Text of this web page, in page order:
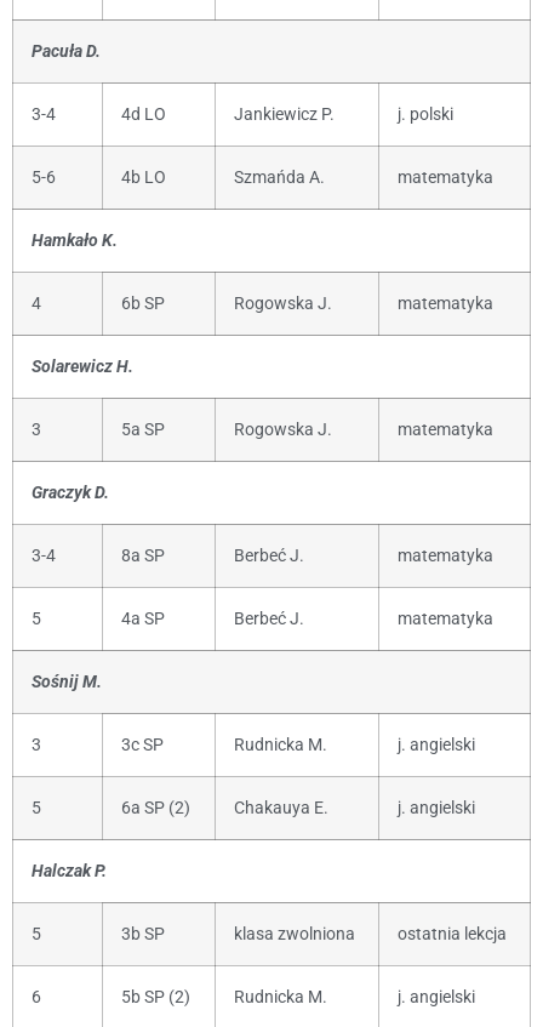
Pacuła D.
3-4 4d LO Jankiewicz P. j. polski
5-6 4b LO Szmańda A. matematyka
Hamkało K.
4 6b SP Rogowska J. matematyka
Solarewicz H.
3 5a SP Rogowska J. matematyka
Graczyk D.
3-4 8a SP Berbeć J. matematyka
5 4a SP Berbeć J. matematyka
Sośnij M.
3 3c SP Rudnicka M. j. angielski
5 6a SP (2) Chakauya E. j. angielski
Halczak P.
5 3b SP klasa zwolniona ostatnia lekcja
6 5b SP (2) Rudnicka M. j. angielski